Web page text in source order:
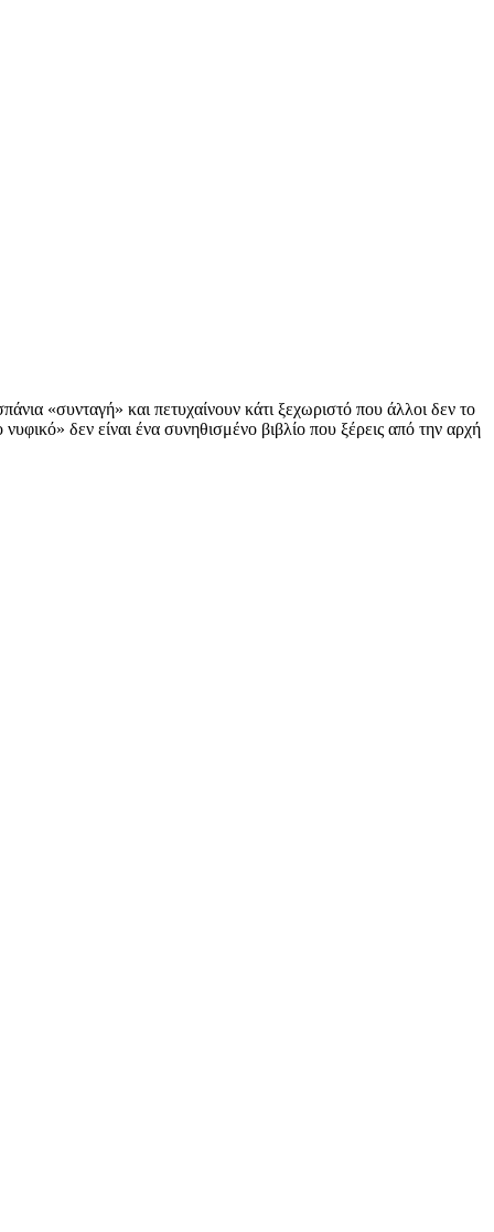
«συνταγή» και πετυχαίνουν κάτι ξεχωριστό που άλλοι δεν το
δεν είναι ένα συνηθισμένο βιβλίο που ξέρεις από την αρχή